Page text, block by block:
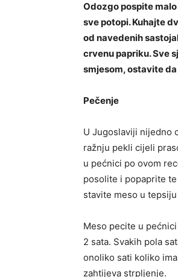
Odozgo pospite
sve potopi. Kuhajte
od navedenih
crvenu papriku. Sve
smjesom, ostavite
Pečenje
U Jugoslaviji nijedno
ražnju pekli cijeli
u pećnici po ovom
posolite i popaprite
stavite meso u
Meso pecite u
2 sata. Svakih pola
onoliko sati koliko
zahtijeva strpljenje.